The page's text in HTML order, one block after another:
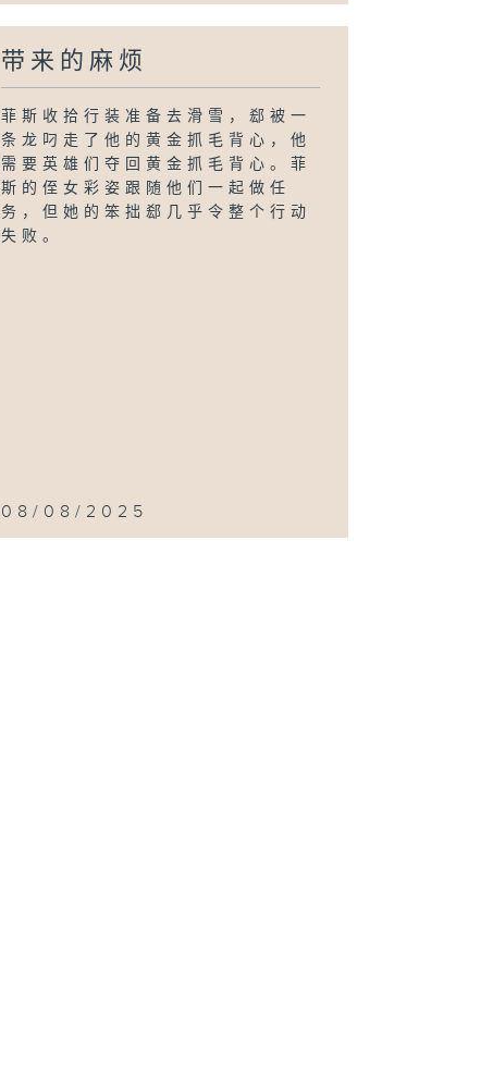
带来的麻烦
菲斯收拾行装准备去滑雪，郄被一
条龙叼走了他的黄金抓毛背心，他
需要英雄们夺回黄金抓毛背心。菲
斯的侄女彩姿跟随他们一起做任
务，但她的笨拙郄几乎令整个行动
失败。
08/08/2025